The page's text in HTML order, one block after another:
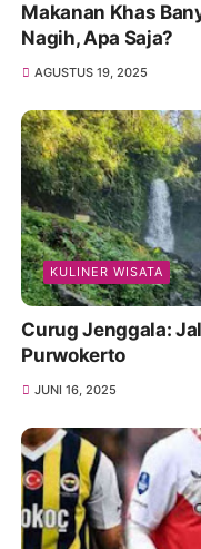
Makanan Khas
Nagih, Apa Saja?
AGUSTUS 19, 2025
KULINER WISATA
Curug Jenggala:
Purwokerto
JUNI 16, 2025